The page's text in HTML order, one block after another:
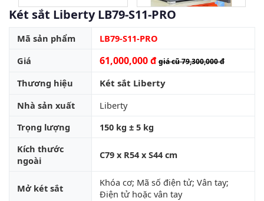
Két sắt Liberty LB79-S11-PRO
Mã sản phẩm
LB79-S11-PRO
Giá
61,000,000 đ giá cũ 79,300,000 đ
Thương hiệu
Két sắt Liberty
Nhà sản xuất
Liberty
Trọng lượng
150 kg ± 5 kg
Kích thước
ngoài
C79 x R54 x S44 cm
Mở két sắt
Khóa cơ; Mã số điện tử; Vân tay;
Điện tử hoặc vân tay